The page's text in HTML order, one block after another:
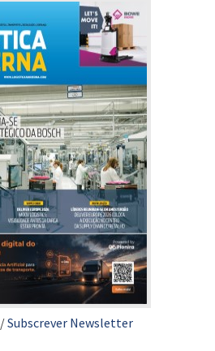
/Subscrever Newsletter